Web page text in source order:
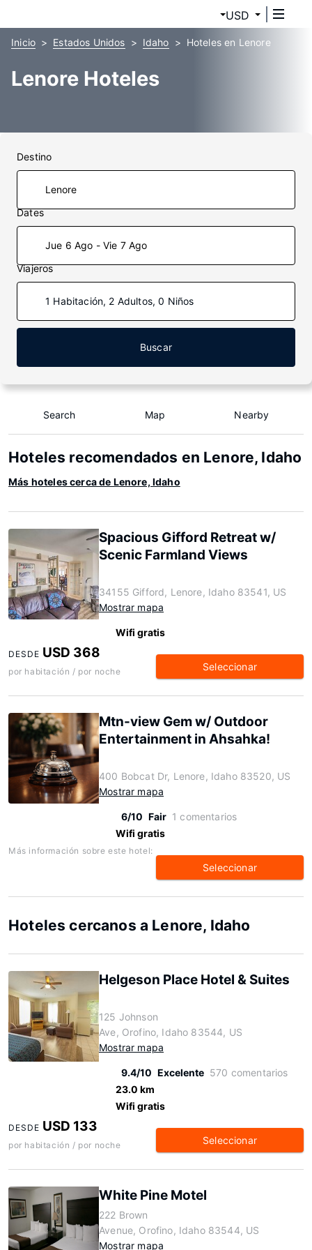
USD
Inicio Estados Unidos Idaho Hoteles en Lenore
Lenore Hoteles
Destino
Dates
Jue 6 Ago - Vie 7 Ago
Viajeros
1 Habitación, 2 Adultos, 0 Niños
Buscar
Search Map Nearby
Hoteles recomendados en Lenore, Idaho
Más hoteles cerca de Lenore, Idaho
Spacious Gifford Retreat w/
Scenic Farmland Views
34155 Gifford, Lenore, Idaho 83541, US
Mostrar mapa
Wifi gratis
DESDE USD 368
por habitación / por noche Seleccionar
Mtn-view Gem w/ Outdoor
Entertainment in Ahsahka!
400 Bobcat Dr, Lenore, Idaho 83520, US
Mostrar mapa
6/10 Fair 1 comentarios
Wifi gratis
Más información sobre este hotel:
Seleccionar
Hoteles cercanos a Lenore, Idaho
Helgeson Place Hotel & Suites
125 Johnson
Ave, Orofino, Idaho 83544, US
Mostrar mapa
9.4/10 Excelente 570 comentarios
23.0 km
Wifi gratis
DESDE USD 133
por habitación / por noche Seleccionar
White Pine Motel
222 Brown
Avenue, Orofino, Idaho 83544, US
Mostrar mapa